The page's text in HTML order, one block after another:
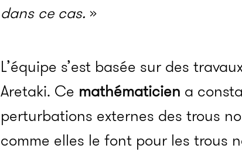
dans ce cas. »
L’équipe s’est basée sur des
Aretaki. Ce mathématicien a
perturbations externes des trous
comme elles le font pour les trous